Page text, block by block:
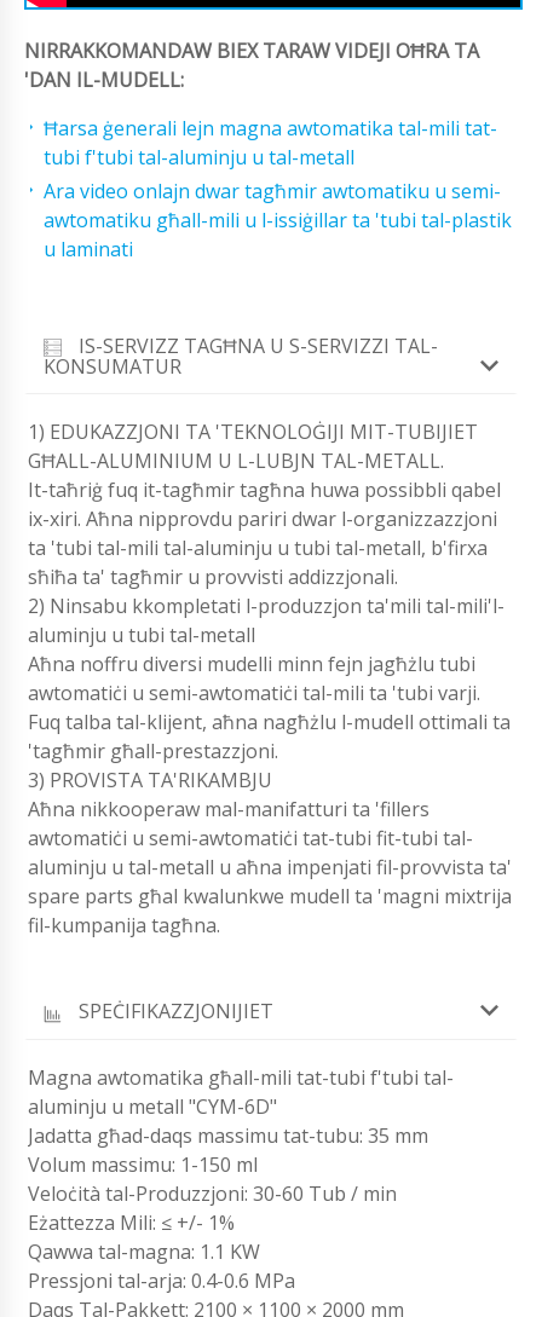
NIRRAKKOMANDAW BIEX TARAW VIDEJI OĦRA TA
'DAN IL-MUDELL:
Ħarsa ġenerali lejn magna awtomatika tal-mili tat-
tubi f'tubi tal-aluminju u tal-metall
Ara video onlajn dwar tagħmir awtomatiku u semi-
awtomatiku għall-mili u l-issiġillar ta 'tubi tal-plastik
u laminati
IS-SERVIZZ TAGĦNA U S-SERVIZZI TAL-
KONSUMATUR
1) EDUKAZZJONI TA 'TEKNOLOĠIJI MIT-TUBIJIET
GĦALL-ALUMINIUM U L-LUBJN TAL-METALL.
It-taħriġ fuq it-tagħmir tagħna huwa possibbli qabel
ix-xiri. Aħna nipprovdu pariri dwar l-organizzazzjoni
ta 'tubi tal-mili tal-aluminju u tubi tal-metall, b'firxa
sħiħa ta' tagħmir u provvisti addizzjonali.
2) Ninsabu kkompletati l-produzzjon ta'mili tal-mili'l-
aluminju u tubi tal-metall
Aħna noffru diversi mudelli minn fejn jagħżlu tubi
awtomatiċi u semi-awtomatiċi tal-mili ta 'tubi varji.
Fuq talba tal-klijent, aħna nagħżlu l-mudell ottimali ta
'tagħmir għall-prestazzjoni.
3) PROVISTA TA'RIKAMBJU
Aħna nikkooperaw mal-manifatturi ta 'fillers
awtomatiċi u semi-awtomatiċi tat-tubi fit-tubi tal-
aluminju u tal-metall u aħna impenjati fil-provvista ta'
spare parts għal kwalunkwe mudell ta 'magni mixtrija
fil-kumpanija tagħna.
SPEĊIFIKAZZJONIJIET
Magna awtomatika għall-mili tat-tubi f'tubi tal-
aluminju u metall "CYM-6D"
Jadatta għad-daqs massimu tat-tubu: 35 mm
Volum massimu: 1-150 ml
Veloċità tal-Produzzjoni: 30-60 Tub / min
Eżattezza Mili: ≤ +/- 1%
Qawwa tal-magna: 1.1 KW
Pressjoni tal-arja: 0.4-0.6 MPa
Daqs Tal-Pakkett: 2100 × 1100 × 2000 mm